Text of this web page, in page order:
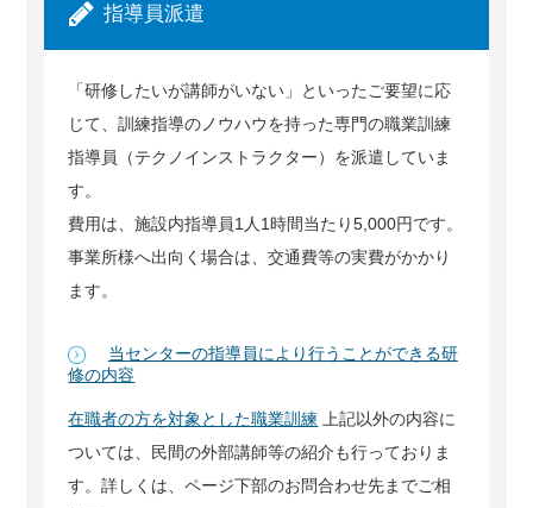
指導員派遣
「研修したいが講師がいない」といったご要望に応
じて、訓練指導のノウハウを持った専門の職業訓練
指導員（テクノインストラクター）を派遣していま
す。
費用は、施設内指導員1人1時間当たり5,000円です。
事業所様へ出向く場合は、交通費等の実費がかかり
ます。
当センターの指導員により行うことができる研
修の内容
在職者の方を対象とした職業訓練
上記以外の内容に
ついては、民間の外部講師等の紹介も行っておりま
す。詳しくは、ページ下部のお問合わせ先までご相